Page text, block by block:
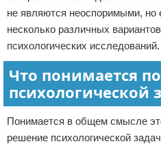
не являются неоспоримыми,
несколько различных
психологических исследований.
Что понимается
психологической
Понимается в общем смысле
решение психологической